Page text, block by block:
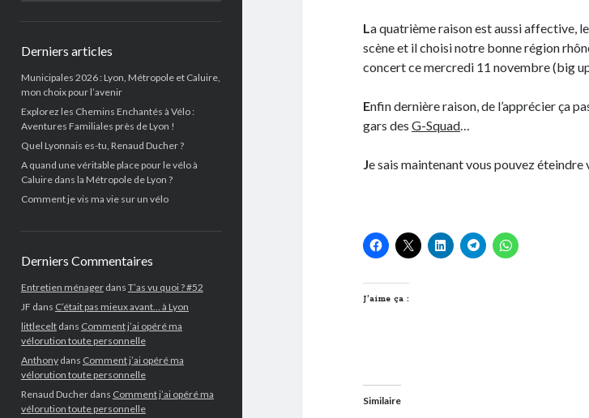
Derniers articles
Municipales 2026 : Lyon, Métropole et Caluire,
mon choix pour l’avenir
Explorez les Chemins Enchantés à Vélo :
Aventures Familiales près de Lyon !
Quel Lyonnais es-tu, Renaud Ducher ?
A quand une véritable place pour le vélo à
Caluire dans la Métropole de Lyon ?
Comment je vis ma vie sur un vélo
Derniers Commentaires
Entretien ménagerdans T’as vu quoi ? #52
JF dans C’était pas mieux avant… à Lyon
littleceltdans Comment j’ai opéré ma
vélorution toute personnelle
Anthonydans Comment j’ai opéré ma
vélorution toute personnelle
Renaud Ducherdans Comment j’ai opéré ma
vélorution toute personnelle
La quatrième raison est aussi affective,
scène et il choisi notre bonne région
concert ce mercredi 11 novembre (big
Enfin dernière raison, de l’apprécier ça
gars desG-Squad…
Je sais maintenant vous pouvez
J’aime ça :
Similaire